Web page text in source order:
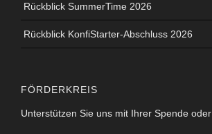
Rückblick SummerTime 2026
Rückblick KonfiStarter-Abschluss 2026
FÖRDERKREIS
Unterstützen Sie uns mit Ihrer Spende